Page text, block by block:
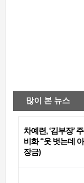
많이 본 뉴스
차예련, ‘김부장’
비화 “옷 벗는데
장금)